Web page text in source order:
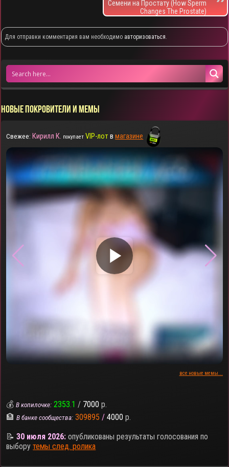
Семени на Простату (How Sperm
Changes The Prostate)
Для отправки комментария вам необходимо авторизоваться
НОВЫЕ ПОКРОВИТЕЛИ И МЕМЫ
Свежее: Кирилл К. покупает VIP-лотвмагазине
▶
все новые мемы...
💰В копилочке: 2353.1 / 7000 р.
🏦В банке сообщества: 309895 / 4000 р.
📝30 июля 2026: опубликованы результаты голосования по
выборутемы след. ролика